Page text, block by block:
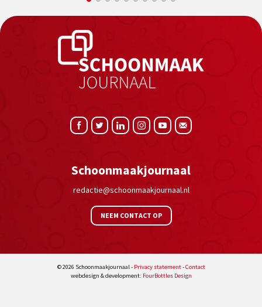
Schoonmaakjournaal
redactie@schoonmaakjournaal.nl
NEEM CONTACT OP
© 2026 Schoonmaakjournaal - Privacy statement-Contact
webdesign & development: FourBottles Design